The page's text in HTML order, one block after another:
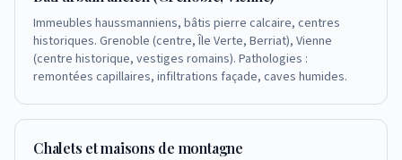
Immeubles haussmanniens, bâtis pierre calcaire, centres
historiques. Grenoble (centre, Île Verte, Berriat), Vienne
(centre historique, vestiges romains). Pathologies :
remontées capillaires, infiltrations façade, caves humides.
Chalets et maisons de montagne